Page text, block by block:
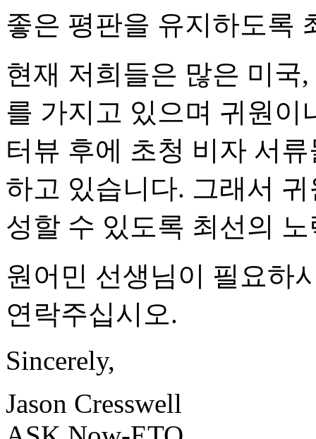
좋은 평판을 유지하도록
현재 저희들은 많은 미국
를 가지고 있으며 귀원이
터뷰 후에 초청 비자 서
하고 있습니다. 그래서
성할 수 있도록 최선의
원어민 선생님이 필요하
연락주십시오.
Sincerely,
Jason Cresswell